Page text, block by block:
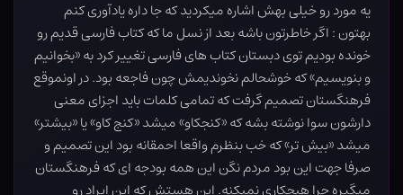
یه مورد رو خیلی بهش اشاره میکردید که جا داره یادآوری کنم
بهتون : اگر خاطرتون باشه بعد از نسل ما که کتاب فارسی قدیم رو
خونده بودیم توی دبستان کتاب های فارسی تغییر کرد به «بخوانیم
و بنویسیم» که خوشحالم نخوندیمش چون فاجعه بود. در اونموقع
فرهنگستان تصمیم گرفت که تمامی کلمات باید اجزای معنی
دارشون سوا نوشته بشه که «کنجکاو» میشد «کنج کاو» یا «بیشتر»
میشد «بیش تر» که خب بنظرم واقعا احمقانه بود این تصمیم و
صرفا جهت این بود مردم نگن این همه بودجه ای که فرهنگستان
میگیره چرا هیچکاری نمیکنه. این هستش که این ایراد رو